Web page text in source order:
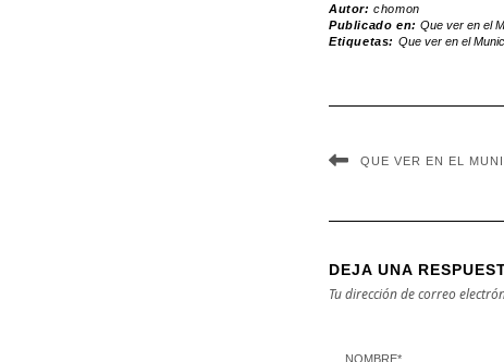
Castilla La
Autor:chomon
Publicado en:Que ver en el
Etiquetas: Que ver en el
QUE VER EN EL
DEJA UNA
Tu dirección de correo
NOMBRE*